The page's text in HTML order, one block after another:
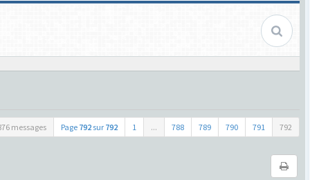
messages Page 792 sur 792 1 ... 788 789 790 791 792